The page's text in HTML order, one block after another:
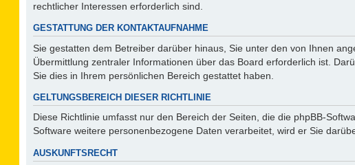
rechtlicher Interessen erforderlich sind.
GESTATTUNG DER KONTAKTAUFNAHME
Sie gestatten dem Betreiber darüber hinaus, Sie unter den von Ihnen
Übermittlung zentraler Informationen über das Board erforderlich ist.
Sie dies in Ihrem persönlichen Bereich gestattet haben.
GELTUNGSBEREICH DIESER RICHTLINIE
Diese Richtlinie umfasst nur den Bereich der Seiten, die die phpBB-
Software weitere personenbezogene Daten verarbeitet, wird er Sie
AUSKUNFTSRECHT